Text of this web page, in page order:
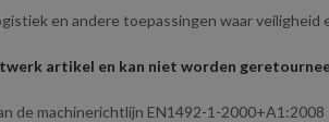
en andere toepassingen waar
artikel en kan niet worden
de machinerichtlijn EN1492-1-2000+A1:2008